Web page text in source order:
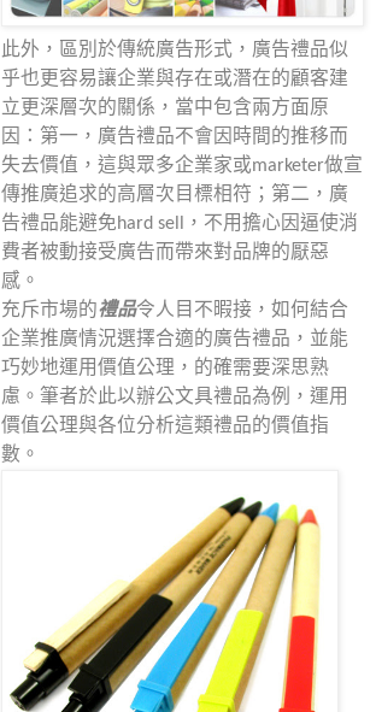
此外，區別於傳統廣告形式，廣告禮品似
乎也更容易讓企業與存在或潛在的顧客建
立更深層次的關係，當中包含兩方面原
因：第一，廣告禮品不會因時間的推移而
失去價值，這與眾多企業家或marketer做宣
傳推廣追求的高層次目標相符；第二，廣
告禮品能避免hard sell
，不用擔心因逼使消
費者被動接受廣告而帶來對品牌的厭惡
感。
充斥市場的禮品令人目不暇接，如何結合
企業推廣情況選擇合適的廣告禮品，並能
巧妙地運用價值公理，的確需要深思熟
慮。筆者於此以辦公文具禮品為例，運用
價值公理與各位分析這類禮品的價值指
數。